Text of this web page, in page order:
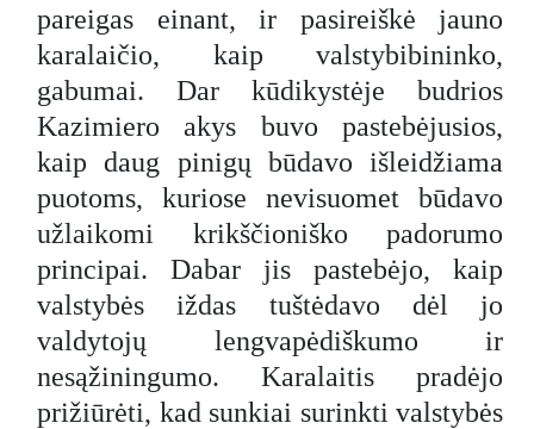
pareigas einant, ir pasireiškė jauno
karalaičio, kaip valstybibininko,
gabumai. Dar kūdikystėje budrios
Kazimiero akys buvo pastebėjusios,
kaip daug pinigų būdavo išleidžiama
puotoms, kuriose nevisuomet būdavo
užlaikomi krikščioniško padorumo
principai. Dabar jis pastebėjo, kaip
valstybės iždas tuštėdavo dėl jo
valdytojų lengvapėdiškumo ir
nesąžiningumo. Karalaitis pradėjo
prižiūrėti, kad sunkiai surinkti valstybės